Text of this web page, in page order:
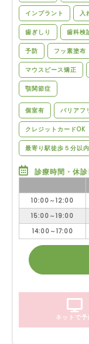
インプラント 入
歯ぎしり 歯科検
予防 フッ素塗布
マウスピース矯正
顎関節症
個室有 バリアフ
クレジットカードOK
最寄り駅徒歩５分以内
診療時間・休診
10:00～12:00
15:00～19:00
14:00～17:00
ネットで予